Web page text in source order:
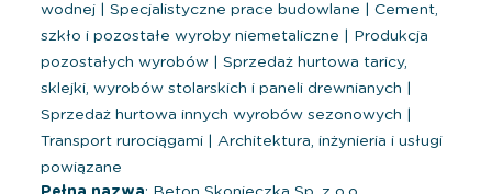
wodnej
Specjalistyczne prace budowlane
Cement,
szkło i pozostałe wyroby niemetaliczne
Produkcja
pozostałych wyrobów
Sprzedaż hurtowa taricy,
sklejki, wyrobów stolarskich i paneli drewnianych
Sprzedaż hurtowa innych wyrobów sezonowych
Transport rurociągami
Architektura, inżynieria i usługi
powiązane